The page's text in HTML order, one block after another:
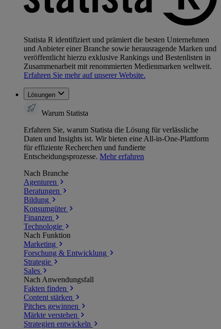
Statista R identifiziert und prämiert die besten Unternehmen
und Anbieter einer Branche sowie herausragende Marken und
veröffentlicht hierzu exklusive Rankings und Bestenlisten in
Zusammenarbeit mit renommierten Medienmarken weltweit.
Erfahren Sie mehr auf unserer Website.
Lösungen
Warum Statista
Erfahren Sie, warum Statista die Lösung für verlässliche
Daten und Insights ist. Wir bieten eine All-in-One-Plattform
für effiziente Recherchen und fundierte
Entscheidungsprozesse. Mehr erfahren
Nach Branche
Agenturen
Beratungen
Bildung
Konsumgüter
Finanzen
Technologie
Nach Funktion
Marketing
Forschung & Entwicklung
Strategie
Sales
Nach Anwendungsfall
Fakten finden
Content stärken
Pitches gewinnen
Märkte verstehen
Strategien entwickeln